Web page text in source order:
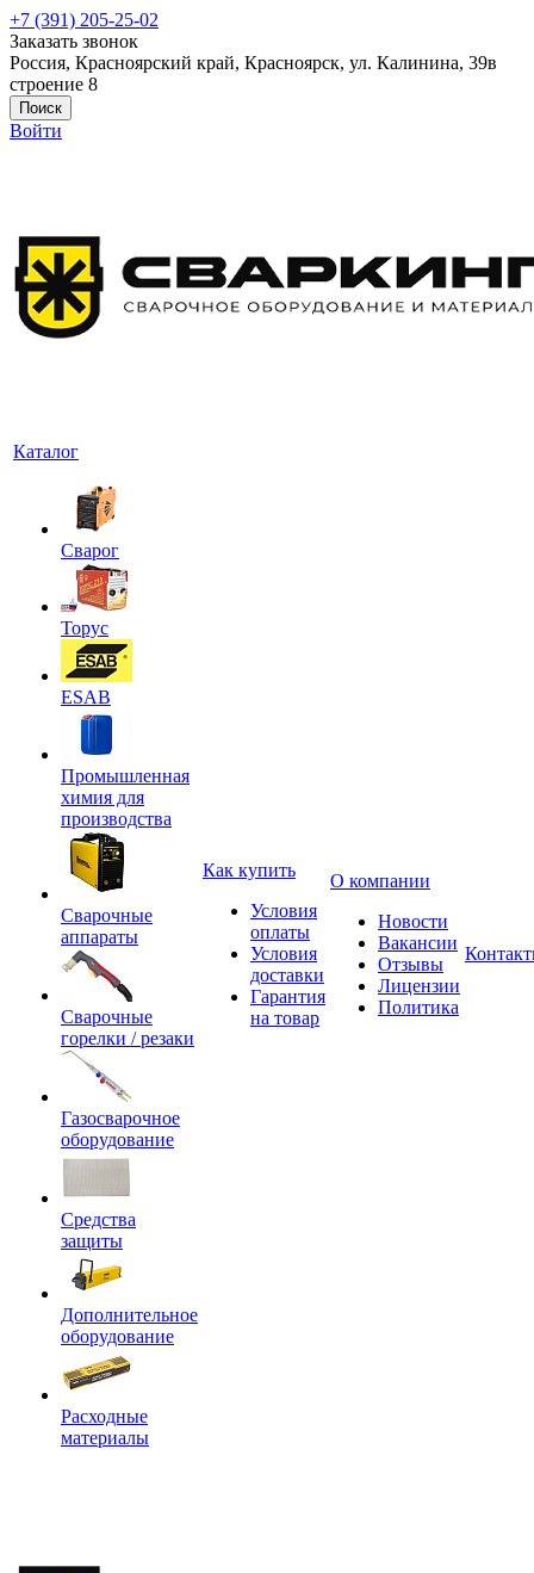
+7 (391) 205-25-02
Заказать звонок
Россия, Красноярский край, Красноярск, ул. Калинина, 39в
строение 8
Поиск
Войти
Каталог
Сварог
Торус
ESAB
Промышленная
химия для
производства
Сварочные
аппараты
Сварочные
горелки / резаки
Газосварочное
оборудование
Средства
защиты
Дополнительное
оборудование
Расходные
материалы
Как купить
Условия
оплаты
Условия
доставки
Гарантия
на товар
О компании
Новости
Вакансии
Отзывы
Лицензии
Политика